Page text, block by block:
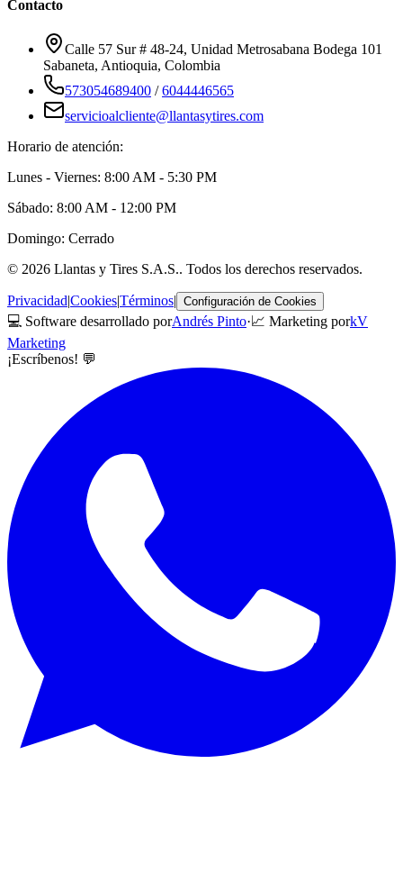
Contacto
Calle 57 Sur # 48-24, Unidad Metrosabana Bodega 101
Sabaneta, Antioquia, Colombia
573054689400 /6044446565
servicioalcliente@llantasytires.com
Horario de atención:
Lunes - Viernes: 8:00 AM - 5:30 PM
Sábado: 8:00 AM - 12:00 PM
Domingo: Cerrado
© 2026 Llantas y Tires S.A.S.. Todos los derechos reservados.
Privacidad|Cookies|Términos| Configuración de Cookies
💻 Software desarrollado porAndrés Pinto·📈 Marketing porkV
Marketing
¡Escríbenos! 💬